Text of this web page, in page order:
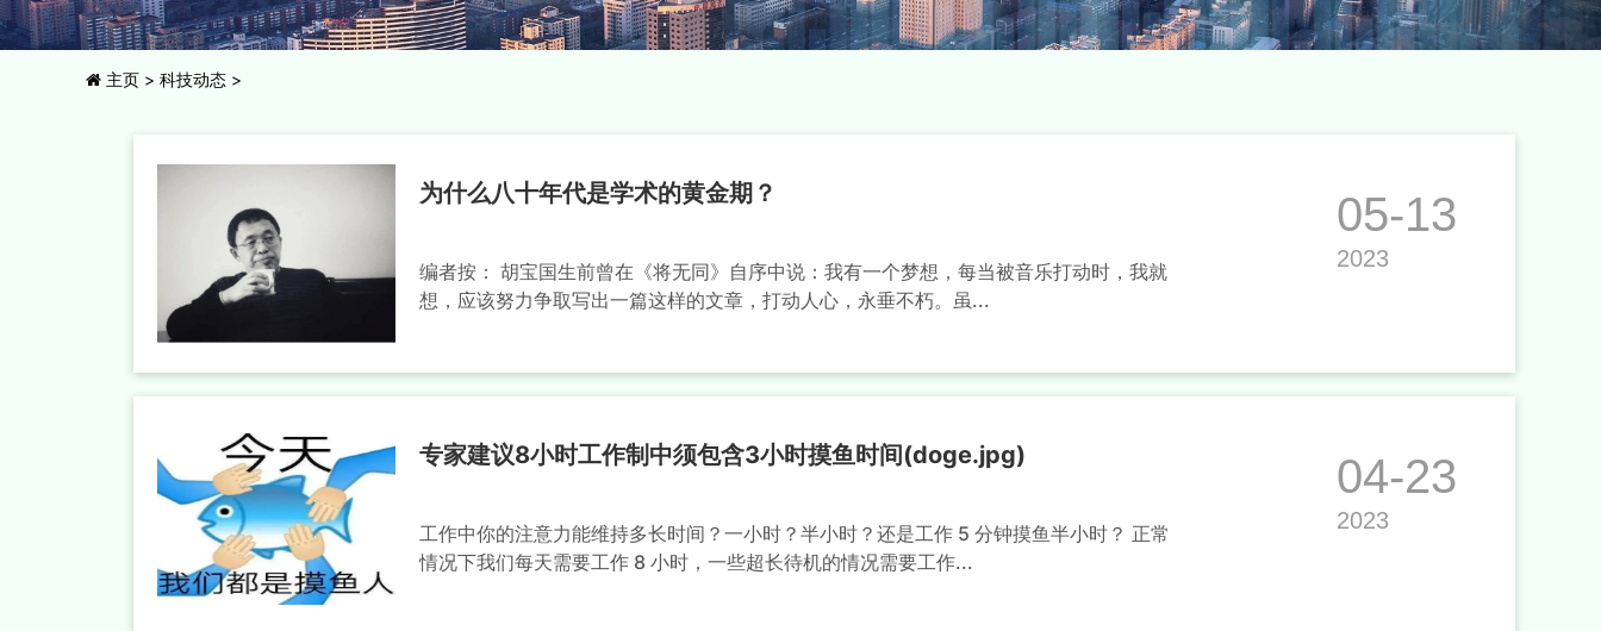
主页 > 科技动态 >
05-13
2023
为什么八十年代是学术的黄金期？
编者按： 胡宝国生前曾在《将无同》自序中说：我有一个梦想，每当被音乐打动时，我就
想，应该努力争取写出一篇这样的文章，打动人心，永垂不朽。虽...
04-23
2023
专家建议8小时工作制中须包含3小时摸鱼时间(doge.jpg)
工作中你的注意力能维持多长时间？一小时？半小时？还是工作 5 分钟摸鱼半小时？ 正常
情况下我们每天需要工作 8 小时，一些超长待机的情况需要工作...